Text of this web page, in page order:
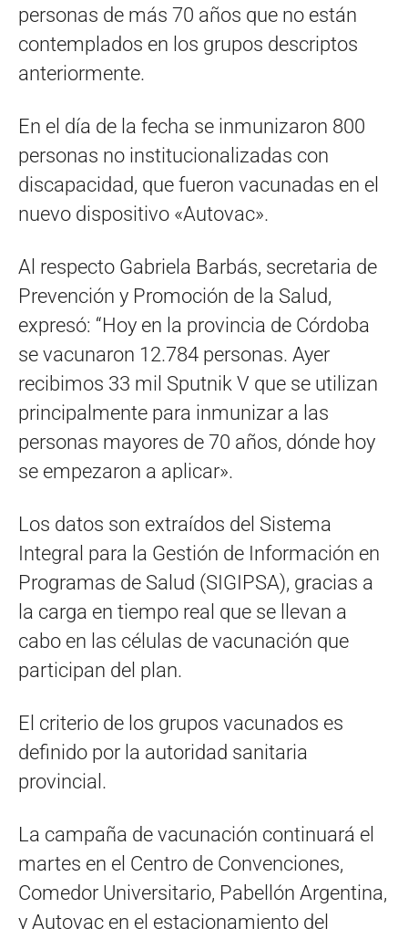
personas de más 70 años que no están
contemplados en los grupos descriptos
anteriormente.
En el día de la fecha se inmunizaron 800
personas no institucionalizadas con
discapacidad, que fueron vacunadas en el
nuevo dispositivo «Autovac».
Al respecto Gabriela Barbás, secretaria de
Prevención y Promoción de la Salud,
expresó: “Hoy en la provincia de Córdoba
se vacunaron 12.784 personas. Ayer
recibimos 33 mil Sputnik V que se utilizan
principalmente para inmunizar a las
personas mayores de 70 años, dónde hoy
se empezaron a aplicar».
Los datos son extraídos del Sistema
Integral para la Gestión de Información en
Programas de Salud (SIGIPSA), gracias a
la carga en tiempo real que se llevan a
cabo en las células de vacunación que
participan del plan.
El criterio de los grupos vacunados es
definido por la autoridad sanitaria
provincial.
La campaña de vacunación continuará el
martes en el Centro de Convenciones,
Comedor Universitario, Pabellón Argentina,
y Autovac en el estacionamiento del